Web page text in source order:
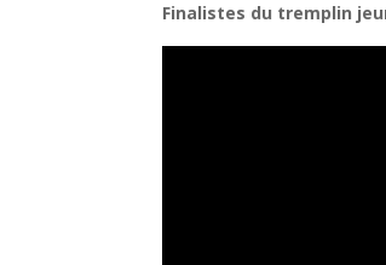
Finalistes du tremplin